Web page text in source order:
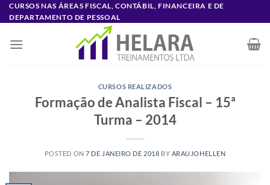
Skip
to
CURSOS NAS ÁREAS FISCAL, CONTÁBIL, FINANCEIRA E DE
DEPARTAMENTO DE PESSOAL
CURSOS REALIZADOS
Formação de Analista Fiscal – 15ª
Turma – 2014
POSTED ON7 DE JANEIRO DE 2018 BY ARAUJOHELLEN